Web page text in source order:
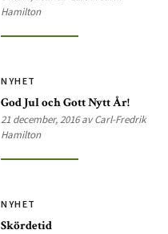
Hamilton
NYHET
God Jul och Gott Nytt År!
21 december, 2016 av Carl-Fredrik
Hamilton
NYHET
Skördetid